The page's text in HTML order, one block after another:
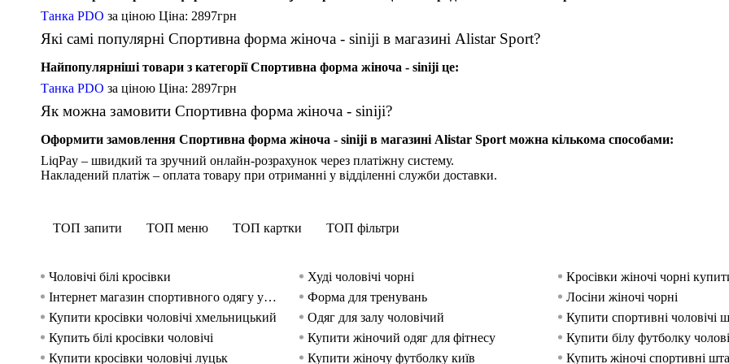
Танка PDO за ціною Ціна: 2897грн
Які самі популярні Спортивна форма жіноча - siniji в магазині Alistar Sport?
Найпопулярніші товари з категорії Спортивна форма жіноча - siniji це:
Танка PDO за ціною Ціна: 2897грн
Як можна замовити Спортивна форма жіноча - siniji?
Оформити замовлення Спортивна форма жіноча - siniji в магазині Alistar Sport можна кількома способами:
LiqPay – швидкий та зручний онлайн-розрахунок через платіжну систему.
Накладений платіж – оплата товару при отриманні у відділенні служби доставки.
ТОП запити ТОП меню ТОП картки ТОП фільтри
Чоловічі білі кросівки Худі чоловічі чорні
Кросівки жіночі чорні
Інтернет магазин спортивного одягу україна
Форма для тренувань
Лосіни жіночі чорні
Купити кросівки чоловічі хмельницький
Одяг для залу чоловічий
Купити спортивні чоловічі
Купить білі кросівки чоловічі
Купити жіночий одяг для фітнесу
Купити білу футболку
Купити кросівки чоловічі луцьк
Купити жіночу футболку київ Купить жіночі спортивні